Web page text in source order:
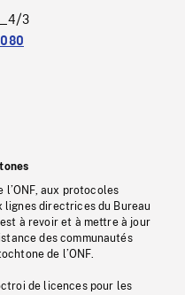
3
aux protocoles
lignes directrices du Bureau
à revoir et à mettre à jour
des communautés
de l’ONF.
de licences pour les